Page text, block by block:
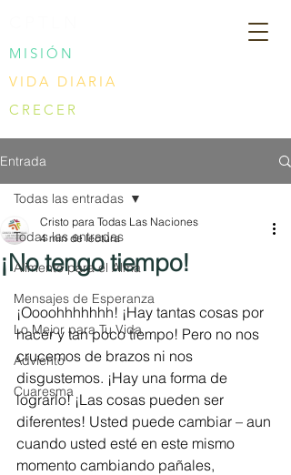
MISIÓN
VIDA DIARIA
CRECER
Entrada
Todas las entradas
Alimento para el Alma
Mensajes de Esperanza
Lo Mejor para Tu Vida
Adviento
Cuaresma
Todas las entradas
¡No tengo tiempo!
Cristo para Todas Las Naciones
4 min de lectura
¡Oooohhhhhhh! ¡Hay tantas cosas por
hacer y tan poco tiempo! Pero no nos
crucemos de brazos ni nos
disgustemos. ¡Hay una forma de
lograrlo! ¡Las cosas pueden ser
diferentes! Usted puede cambiar – aun
cuando usted esté en este mismo
momento cambiando pañales,